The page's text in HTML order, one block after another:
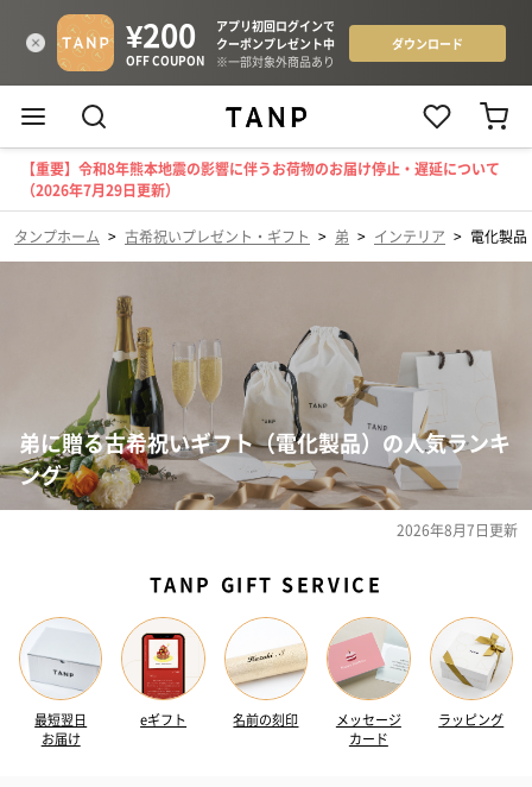
【重要】令和8年熊本地震の影響に伴うお荷物のお届け停止・遅延について
（2026年7月29日更新）
タンプホーム > 古希祝いプレゼント・ギフト > 弟 > インテリア > 電化製品
弟に贈る古希祝いギフト（電化製品）の人気ランキ
ング
2026年8月7日更新
TANP GIFT SERVICE
最短翌日
お届け
eギフト 名前の刻印
メッセージ
カード
ラッピング